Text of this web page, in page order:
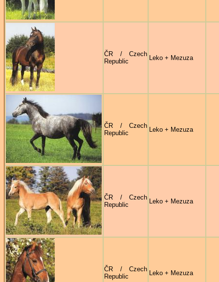
ČR / Czech
Republic
Leko + Mezuza
ČR / Czech
Republic
Leko + Mezuza
ČR / Czech
Republic
Leko + Mezuza
ČR / Czech
Republic
Leko + Mezuza